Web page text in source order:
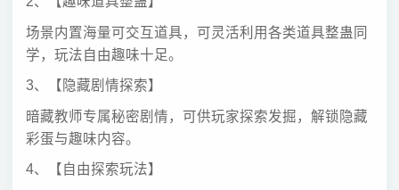
场景内置海量可交互道具，可灵活利用各类道具整蛊同
学，玩法自由趣味十足。
3、【隐藏剧情探索】
暗藏教师专属秘密剧情，可供玩家探索发掘，解锁隐藏
彩蛋与趣味内容。
4、【自由探索玩法】